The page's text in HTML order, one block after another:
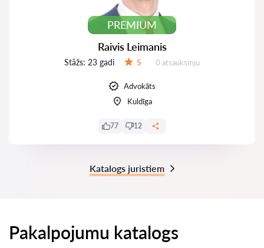
PREMIUM
Raivis Leimanis
Stāžs: 23 gadi 5 Atsauksmes:
0 atsauksmju
Advokāts
Kuldīga
77 12
Katalogs juristiem
Pakalpojumu katalogs